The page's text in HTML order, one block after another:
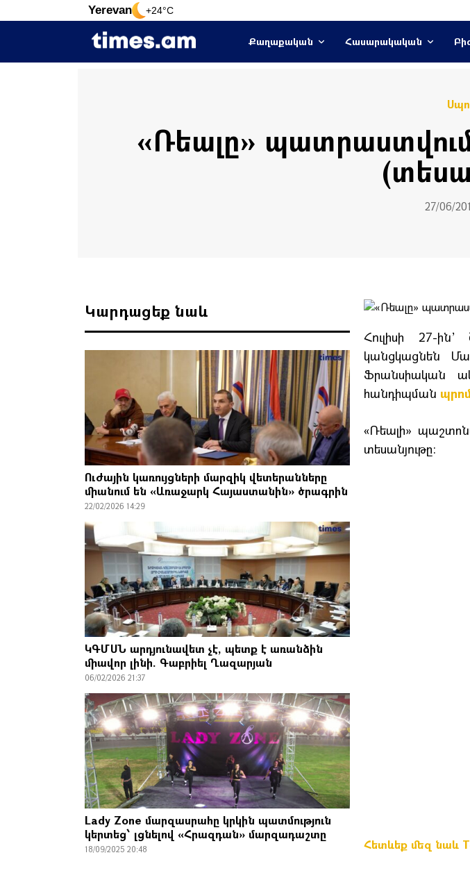
Yerevan +24°C
Քաղաքական Հասարակական
«Ռեալը»
27/06/
Կարդացեք նաև
Ուժային կառույցների մարզիկ վետերանները
միանում են «Առաջարկ Հայաստանին» ծրագրին
22/02/2026 14:29
ԿԳՄՍՆ արդյունավետ չէ, պետք է առանձին
միավոր լինի. Գաբրիել Ղազարյան
06/02/2026 21:37
Lady Zone մարզասրահը կրկին պատմություն
կերտեց՝ լցնելով «Հրազդան» մարզադաշտը
18/09/2025 20:48
Հուլիսի 27-
կանցկացնեն
Ֆրանսիական
հանդիպման
«Ռեալի»
տեսանյութը:
Հետևեք մեզ նաև